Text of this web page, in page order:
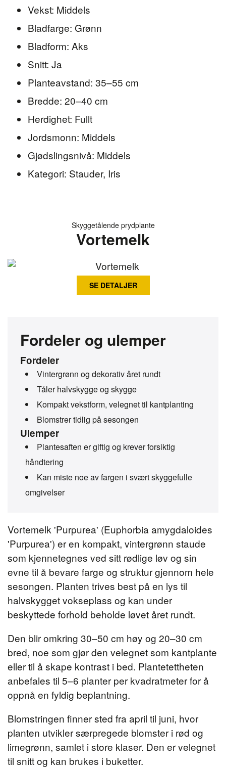
Vekst: Middels
Bladfarge: Grønn
Bladform: Aks
Snitt: Ja
Planteavstand: 35–55 cm
Bredde: 20–40 cm
Herdighet: Fullt
Jordsmonn: Middels
Gjødslingsnivå: Middels
Kategori: Stauder, Iris
Skyggetålende prydplante
Vortemelk
Vortemelk 'Purpurea' (Euphorbia amygdaloides
'Purpurea') er en kompakt, vintergrønn staude
som kjennetegnes ved sitt rødlige løv og sin
evne til å bevare farge og struktur gjennom hele
sesongen. Planten trives best på en lys til
halvskygget vokseplass og kan under
beskyttede forhold beholde løvet året rundt.
Den blir omkring 30–50 cm høy og 20–30 cm
bred, noe som gjør den velegnet som kantplante
eller til å skape kontrast i bed. Plantetettheten
anbefales til 5–6 planter per kvadratmeter for å
oppnå en fyldig beplantning.
Blomstringen finner sted fra april til juni, hvor
planten utvikler særpregede blomster i rød og
limegrønn, samlet i store klaser. Den er velegnet
til snitt og kan brukes i buketter.
Fordeler og ulemper
Fordeler
Vintergrønn og dekorativ året rundt
Tåler halvskygge og skygge
Kompakt vekstform, velegnet til kantplanting
Blomstrer tidlig på sesongen
Ulemper
Plantesaften er giftig og krever forsiktig
håndtering
Kan miste noe av fargen i svært skyggefulle
omgivelser
SE DETALJER